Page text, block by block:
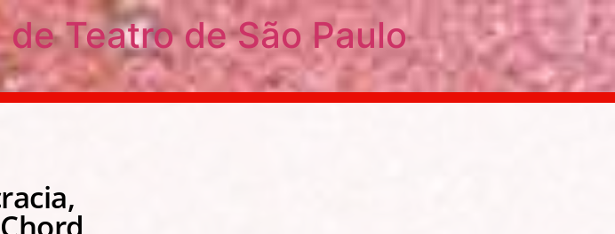
Teatro de São Paulo